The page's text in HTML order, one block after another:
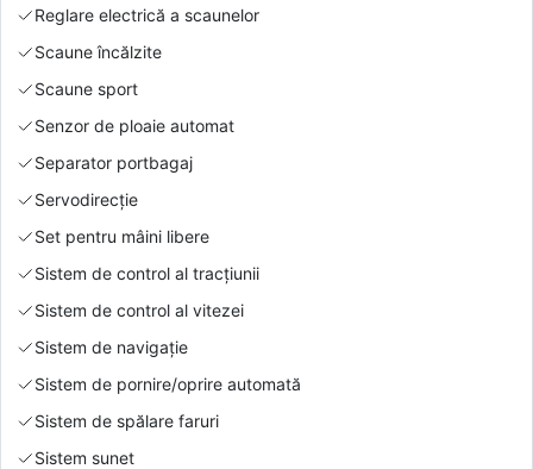
Reglare electrică a scaunelor
Scaune încălzite
Scaune sport
Senzor de ploaie automat
Separator portbagaj
Servodirecție
Set pentru mâini libere
Sistem de control al tracțiunii
Sistem de control al vitezei
Sistem de navigație
Sistem de pornire/oprire automată
Sistem de spălare faruri
Sistem sunet